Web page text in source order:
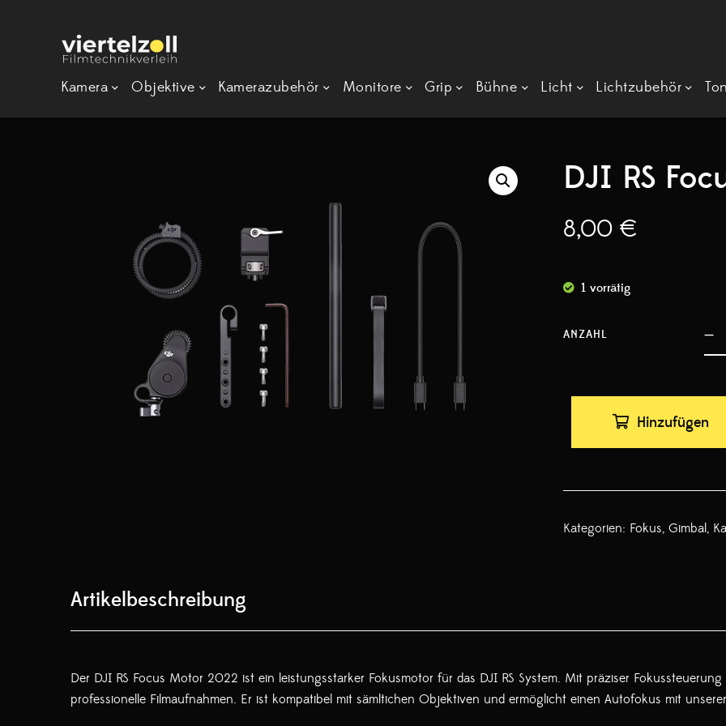
Kamera Objektive Kamerazubehör Monitore Grip Bühne Licht Lichtzubehör
DJI RS
8,00€
1 vorrätig
ANZAHL
Hinzufügen
Kategorien: Fokus,Gimbal,
Artikelbeschreibung
Der DJI RS Focus Motor 2022 ist ein leistungsstarker Fokusmotor für das DJI RS System. Mit präziser
professionelle Filmaufnahmen. Er ist kompatibel mit sämltichen Objektiven und ermöglicht einen Autofokus mit